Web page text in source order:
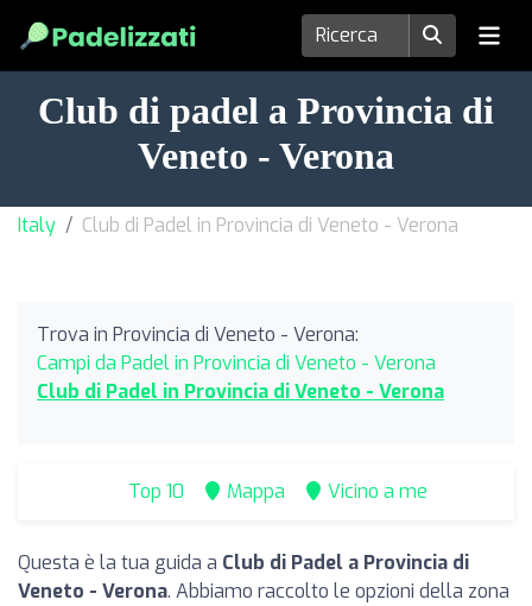
Club di padel a Provincia di
Veneto - Verona
Italy Club di Padel in Provincia di Veneto - Verona
Trova in Provincia di Veneto - Verona:
Campi da Padel in Provincia di Veneto - Verona
Club di Padel in Provincia di Veneto - Verona
Top 10 Mappa Vicino a me
Questa è la tua guida a Club di Padel a Provincia di
Veneto - Verona. Abbiamo raccolto le opzioni della zona